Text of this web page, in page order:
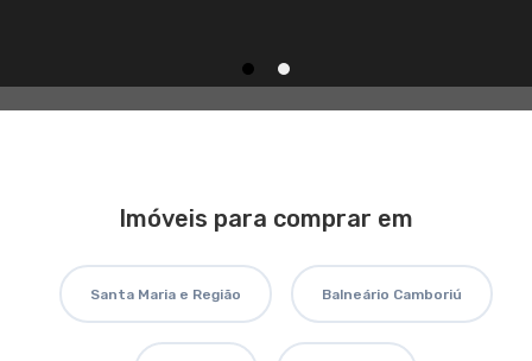
Imóveis para comprar em
Santa Maria e Região Balneário Camboriú